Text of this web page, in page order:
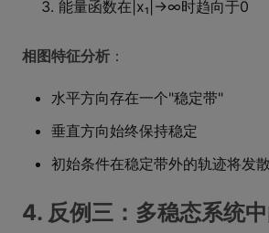
能量函数在|x₁|→∞时趋向于0
相图特征分析 ：
水平方向存在一个"稳定带"
垂直方向始终保持稳定
初始条件在稳定带外的轨迹将发散
4. 反例三：多稳态系统